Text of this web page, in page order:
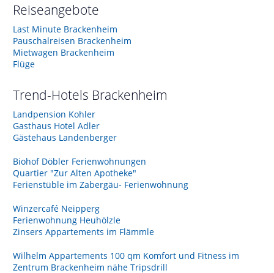
Reiseangebote
Last Minute Brackenheim
Pauschalreisen Brackenheim
Mietwagen Brackenheim
Flüge
Trend-Hotels Brackenheim
Landpension Kohler
Gasthaus Hotel Adler
Gästehaus Landenberger
Biohof Döbler Ferienwohnungen
Quartier "Zur Alten Apotheke"
Ferienstüble im Zabergäu- Ferienwohnung
Winzercafé Neipperg
Ferienwohnung Heuhölzle
Zinsers Appartements im Flämmle
Wilhelm Appartements 100 qm Komfort und Fitness im
Zentrum Brackenheim nähe Tripsdrill